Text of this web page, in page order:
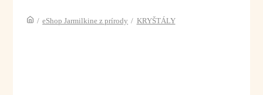
/ eShop Jarmilkine z prírody / KRYŠTÁLY